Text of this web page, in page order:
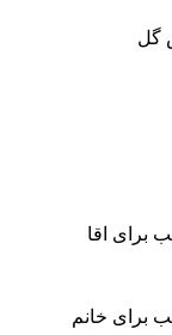
گل
برای اقا
برای خانم